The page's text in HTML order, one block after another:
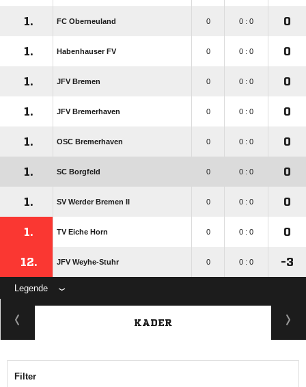
1. FC Oberneuland 0 0 : 0 0
1. Habenhauser FV 0 0 : 0 0
1. JFV Bremen 0 0 : 0 0
1. JFV Bremerhaven 0 0 : 0 0
1. OSC Bremerhaven 0 0 : 0 0
1. SC Borgfeld 0 0 : 0 0
1. SV Werder Bremen II 0 0 : 0 0
1. TV Eiche Horn 0 0 : 0 0
12. JFV Weyhe-Stuhr 0 0 : 0 -3
Legende
KADER
Filter